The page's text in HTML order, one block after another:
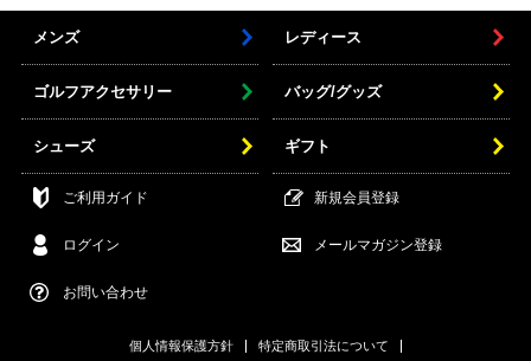
メンズ レディース
ゴルフアクセサリー バッグ/グッズ
シューズ ギフト
ご利用ガイド 新規会員登録
ログイン メールマガジン登録
お問い合わせ
個人情報保護方針 特定商取引法について